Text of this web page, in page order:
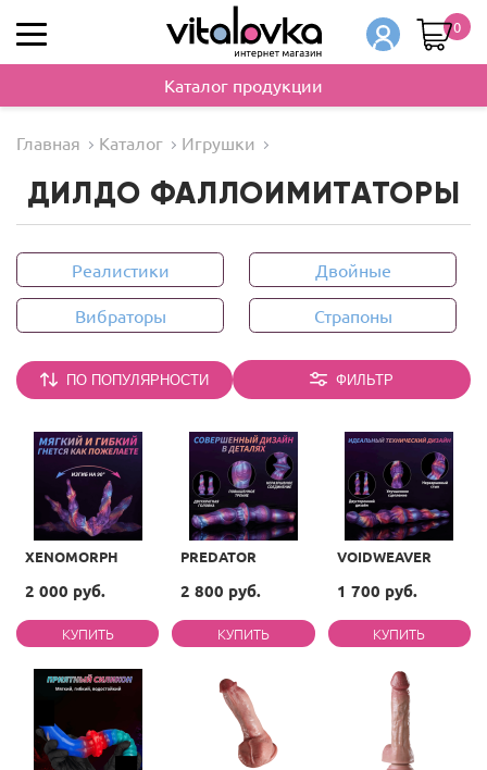
0
Каталог продукции
Главная Каталог Игрушки
ДИЛДО ФАЛЛОИМИТАТОРЫ
Реалистики Двойные
Вибраторы Страпоны
ПО ПОПУЛЯРНОСТИ ФИЛЬТР
XENOMORPH
2 000 руб.
PREDATOR
2 800 руб.
VOIDWEAVER
1 700 руб.